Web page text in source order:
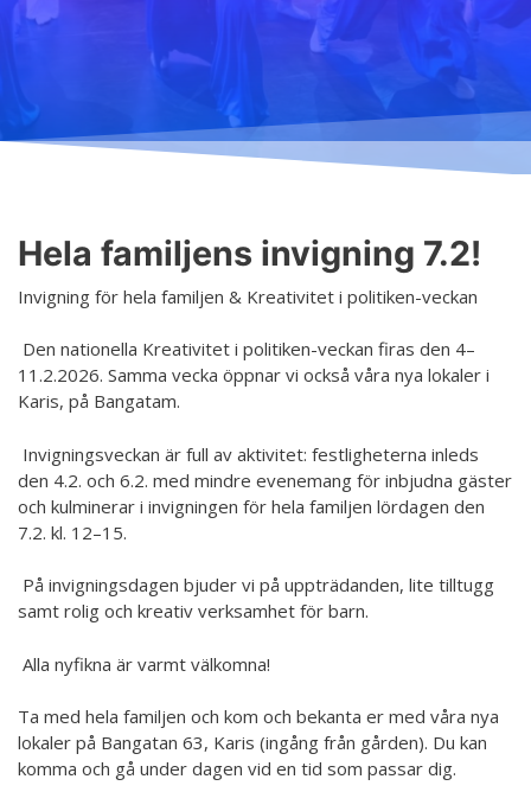
Tillgänglig hobby inom konst
Planen för jämställdhet och likabehandling
Terminsavgifter
Olika nivåer
Lärarna
Salar
Kontakt
Projekt
D4EA - Dance fore Eco-Anxiety
Ung kulturambassadör för Finland
DanceMe UP 2019-2022
Sri Lanka - kultur utbyte 2020
Klimatförändrings kraft 2020
Downloading Future - 2019
Danselfie 2017-2018
Hela familjens invigning 7.2!
Invigning för hela familjen & Kreativitet i politiken-veckan
Den nationella Kreativitet i politiken-veckan firas den 4–
11.2.2026. Samma vecka öppnar vi också våra nya lokaler i
Karis, på Bangatam.
Invigningsveckan är full av aktivitet: festligheterna inleds
den 4.2. och 6.2. med mindre evenemang för inbjudna gäster
och kulminerar i invigningen för hela familjen lördagen den
7.2. kl. 12–15.
På invigningsdagen bjuder vi på uppträdanden, lite tilltugg
samt rolig och kreativ verksamhet för barn.
Alla nyfikna är varmt välkomna!
Ta med hela familjen och kom och bekanta er med våra nya
lokaler på Bangatan 63, Karis (ingång från gården). Du kan
komma och gå under dagen vid en tid som passar dig.